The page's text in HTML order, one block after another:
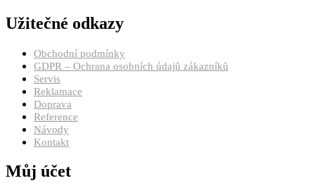
Užitečné odkazy
Obchodní podmínky
GDPR – Ochrana osobních údajů zákazníků
Servis
Reklamace
Doprava
Reference
Návody
Kontakt
Můj účet